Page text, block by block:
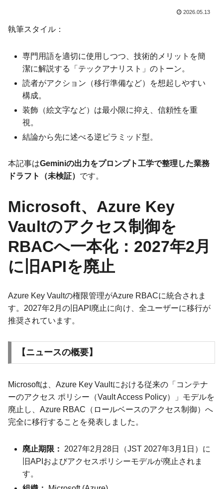
2026.05.13
執筆スタイル：
専門用語を適切に使用しつつ、技術的メリットを簡
潔に解説する「テックアナリスト」のトーン。
読者がアクション（移行準備など）を想起しやすい
構成。
装飾（絵文字など）は最小限に抑え、信頼性を重
視。
結論から先に述べる逆ピラミッド型。
本記事はGeminiの出力をプロンプト工学で整理した業務
ドラフト（未検証） です。
Microsoft、Azure Key
Vaultのアクセス制御を
RBACへ一本化：2027年2月
に旧APIを廃止
Azure Key Vaultの権限管理がAzure RBACに統合されま
す。2027年2月の旧API廃止に向け、全ユーザーに移行が
推奨されています。
【ニュースの概要】
Microsoftは、Azure Key Vaultにおける従来の「コンテナ
ーのアクセス ポリシー（Vault Access Policy）」モデルを
廃止し、Azure RBAC（ロールベースのアクセス制御）へ
完全に移行することを発表しました。
廃止期限：
2027年2月28日（JST 2027年3月1日）に
旧APIおよびアクセスポリシーモデルが廃止されま
す。